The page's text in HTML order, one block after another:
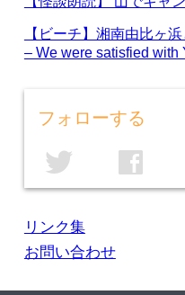
【ビーチ】湘南由比ヶ
– We were satisfied with
フォローする
twitter facebook
リンク集
お問い合わせ